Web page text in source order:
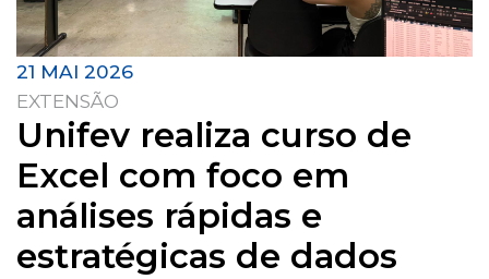
21 MAI 2026
EXTENSÃO
Unifev realiza curso de
Excel com foco em
análises rápidas e
estratégicas de dados